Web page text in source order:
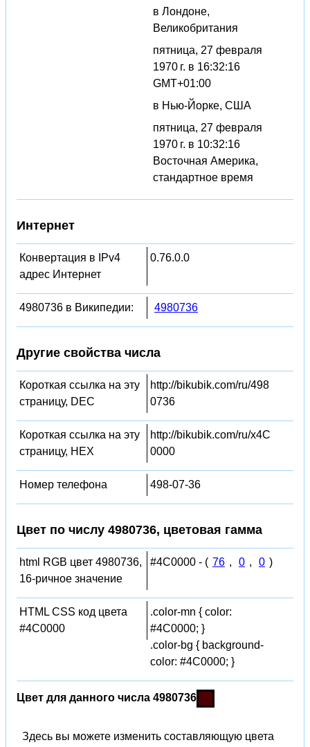
в Лондоне,
Великобритания
пятница, 27 февраля
1970 г. в 16:32:16
GMT+01:00
в Нью-Йорке, США
пятница, 27 февраля
1970 г. в 10:32:16
Восточная Америка,
стандартное время
Интернет
Конвертация в IPv4
адрес Интернет
0.76.0.0
4980736 в Википедии: 4980736
Другие свойства числа
Короткая ссылка на эту
страницу, DEC
http://bikubik.com/ru/498
0736
Короткая ссылка на эту
страницу, HEX
http://bikubik.com/ru/x4C
0000
Номер телефона 498-07-36
Цвет по числу 4980736, цветовая гамма
html RGB цвет 4980736,
16-ричное значение
#4C0000 - ( 76 , 0 , 0 )
HTML CSS код цвета
#4C0000
.color-mn { color:
#4C0000; }
.color-bg { background-
color: #4C0000; }
Цвет для данного числа 4980736
Здесь вы можете изменить составляющую цвета